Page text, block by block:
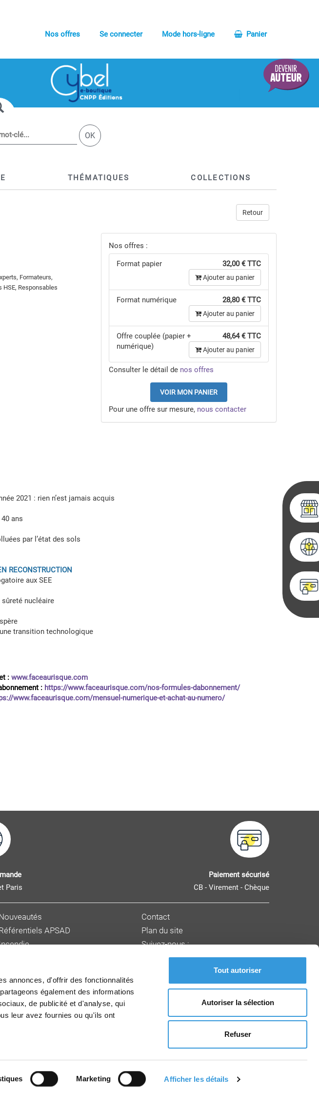
annonces, d'offrir des fonctionnalités
également des informations
de publicité et d'analyse, qui
leur avez fournies ou qu'ils ont
Marketing Afficher les détails
Tout autoriser
Autoriser la sélection
Refuser
Nos offres Se connecter Mode hors-ligne Panier
OK
THÉMATIQUES COLLECTIONS
Retour
Formateurs,
Responsables
Nos offres :
Format papier 32,00 € TTC
Ajouter au panier
Format numérique 28,80 € TTC
Ajouter au panier
Offre couplée (papier +
numérique)
48,64 € TTC
Ajouter au panier
Consulter le détail de nos offres
VOIR MON PANIER
Pour une offre sur mesure, nous contacter
2021 : rien n’est jamais acquis
ans
par l’état des sols
RECONSTRUCTION
aux SEE
nucléaire
transition technologique
: www.faceaurisque.com
: https://www.faceaurisque.com/nos-formules-dabonnement/
www.faceaurisque.com/mensuel-numerique-et-achat-au-numero/
Paris
Paiement sécurisé
CB - Virement - Chèque
APSAD
des risques
Cybersécurité
Contact
Plan du site
Suivez-nous :
CNPP
Pythagoria